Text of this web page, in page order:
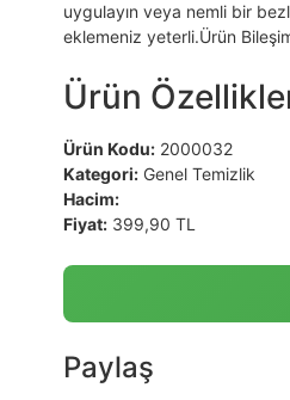
uygulayın veya nemli bir
eklemeniz yeterli.Ürün
Ürün
Ürün Kodu: 2000032
Kategori: Genel Temizlik
Hacim:
Fiyat: 399,90 TL
Paylaş